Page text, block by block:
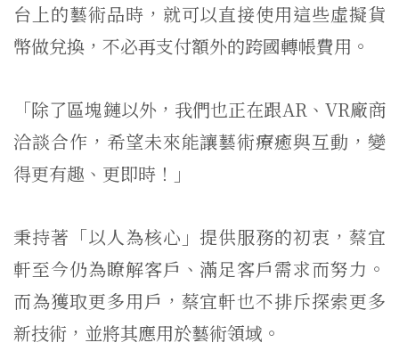
台上的藝術品時，就可以直接使用這些虛擬貨
幣做兌換，不必再支付額外的跨國轉帳費用。
「除了區塊鏈以外，我們也正在跟AR、VR廠商
洽談合作，希望未來能讓藝術療癒與互動，變
得更有趣、更即時！」
秉持著「以人為核心」提供服務的初衷，蔡宜
軒至今仍為瞭解客戶、滿足客戶需求而努力。
而為獲取更多用戶，蔡宜軒也不排斥探索更多
新技術，並將其應用於藝術領域。